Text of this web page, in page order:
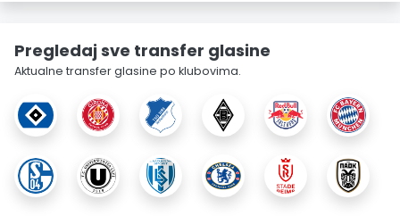
Pregledaj sve transfer glasine
Aktualne transfer glasine po klubovima.